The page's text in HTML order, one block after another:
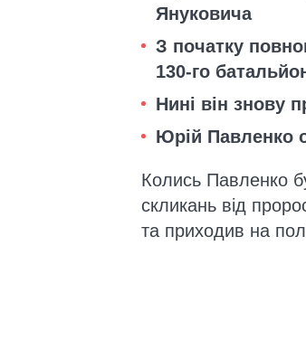
Януковича
З початку
130-го
Нині він знову
Юрій Павленко
Колись Павленко
скликань від
та приходив на